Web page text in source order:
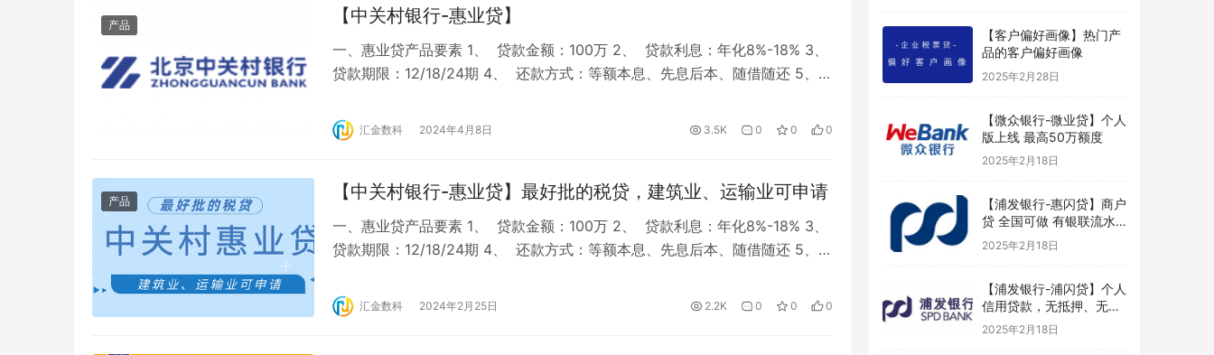
产品 【中关村银行-惠业贷】
一、惠业贷产品要素 1、 贷款金额：100万 2、 贷款利息：年化8%-18% 3、
贷款期限：12/18/24期 4、 还款方式：等额本息、先息后本、随借随还 5、
50万部分需受托支付）…
汇金数科 2024年4月8日 3.5K 0 0 0
产品 【中关村银行-惠业贷】最好批的税贷，建筑业、运输业可申请
一、惠业贷产品要素 1、 贷款金额：100万 2、 贷款利息：年化8%-18% 3、
贷款期限：12/18/24期 4、 还款方式：等额本息、先息后本、随借随还 5、
汇金数科 2024年2月25日 2.2K 0 0 0
【客户偏好画像】热门产
品的客户偏好画像
2025年2月28日
【微众银行-微业贷】个人
版上线 最高50万额度
2025年2月18日
【浦发银行-惠闪贷】商户
贷 全国可做 有银联流水
好申请
2025年2月18日
【浦发银行-浦闪贷】个人
信用贷款，无抵押、无担
保
2025年2月18日